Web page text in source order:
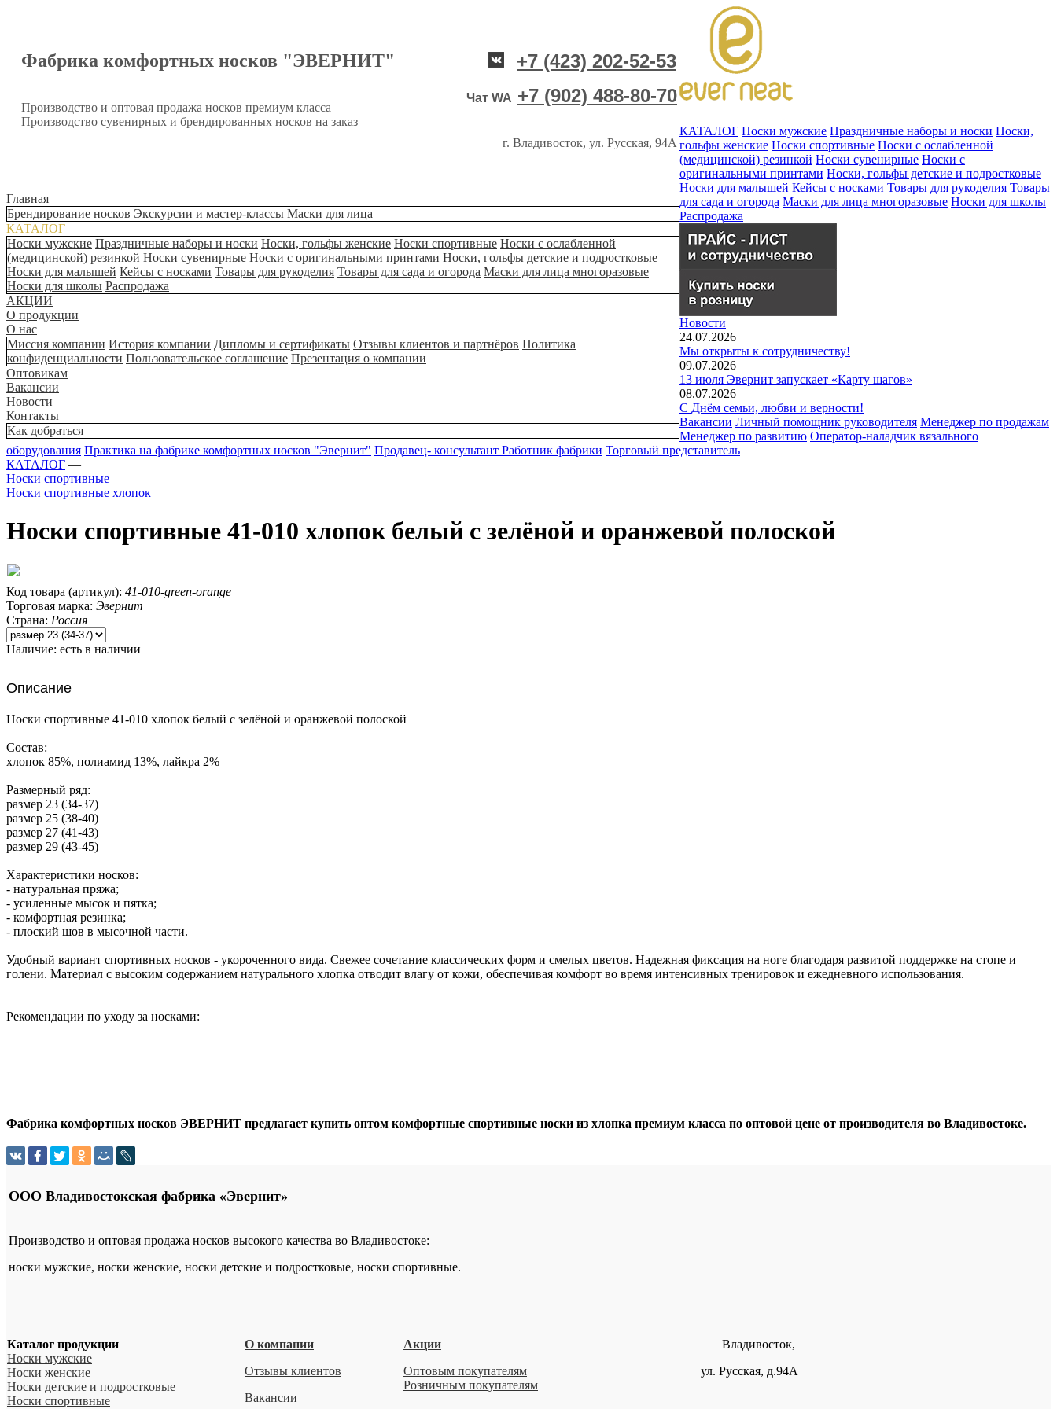
Фабрика комфортных носков "ЭВЕРНИТ"
Производство и оптовая продажа носков премиум класса
Производство сувенирных и брендированных носков на заказ
+7 (423) 202-52-53
Чат WA +7 (902) 488-80-70
г. Владивосток, ул. Русская, 94А
Главная
Брендирование носков Экскурсии и мастер-классы Маски для лица
КАТАЛОГ
Носки мужские Праздничные наборы и носки Носки, гольфы женские Носки спортивные Носки с ослабленной
(медицинской) резинкой Носки сувенирные Носки с оригинальными принтами Носки, гольфы детские и подростковые
Носки для малышей Кейсы с носками Товары для рукоделия Товары для сада и огорода Маски для лица многоразовые
Носки для школы Распродажа
АКЦИИ
О продукции
О нас
Миссия компании История компании Дипломы и сертификаты Отзывы клиентов и партнёров Политика
конфиденциальности Пользовательское соглашение Презентация о компании
Оптовикам
Вакансии
Новости
Контакты
Как добраться
КАТАЛОГ Носки мужские Праздничные наборы и носки Носки,
гольфы женские Носки спортивные Носки с ослабленной
(медицинской) резинкой Носки сувенирные Носки с
оригинальными принтами Носки, гольфы детские и подростковые
Носки для малышей Кейсы с носками Товары для рукоделия Товары
для сада и огорода Маски для лица многоразовые Носки для школы
Распродажа
Новости
24.07.2026
Мы открыты к сотрудничеству!
09.07.2026
13 июля Эвернит запускает «Карту шагов»
08.07.2026
С Днём семьи, любви и верности!
Вакансии Личный помощник руководителя Менеджер по продажам
Менеджер по развитию Оператор-наладчик вязального
оборудования Практика на фабрике комфортных носков "Эвернит" Продавец- консультант Работник фабрики Торговый представитель
КАТАЛОГ —
Носки спортивные —
Носки спортивные хлопок
Носки спортивные 41-010 хлопок белый с зелёной и оранжевой полоской
Код товара (артикул): 41-010-green-orange
Торговая марка: Эвернит
Страна: Россия
Наличие: есть в наличии
Описание
Носки спортивные 41-010 хлопок белый с зелёной и оранжевой полоской
Состав:
хлопок 85%, полиамид 13%, лайкра 2%
Размерный ряд:
размер 23 (34-37)
размер 25 (38-40)
размер 27 (41-43)
размер 29 (43-45)
Характеристики носков:
- натуральная пряжа;
- усиленные мысок и пятка;
- комфортная резинка;
- плоский шов в мысочной части.
Удобный вариант спортивных носков - укороченного вида. Свежее сочетание классических форм и смелых цветов. Надежная фиксация на ноге благодаря развитой поддержке на стопе и
голени. Материал с высоким содержанием натурального хлопка отводит влагу от кожи, обеспечивая комфорт во время интенсивных тренировок и ежедневного использования.
Рекомендации по уходу за носками:
Фабрика комфортных носков ЭВЕРНИТ предлагает купить оптом комфортные спортивные носки из хлопка премиум класса по оптовой цене от производителя во Владивостоке.
ООО Владивостокская фабрика «Эвернит»
Производство и оптовая продажа носков высокого качества во Владивостоке:
носки мужские, носки женские, носки детские и подростковые, носки спортивные.
Каталог продукции
Носки мужские
Носки женские
Носки детские и подростковые
Носки спортивные
О компании
Отзывы клиентов
Вакансии
Акции
Оптовым покупателям
Розничным покупателям
Владивосток,
ул. Русская, д.94А